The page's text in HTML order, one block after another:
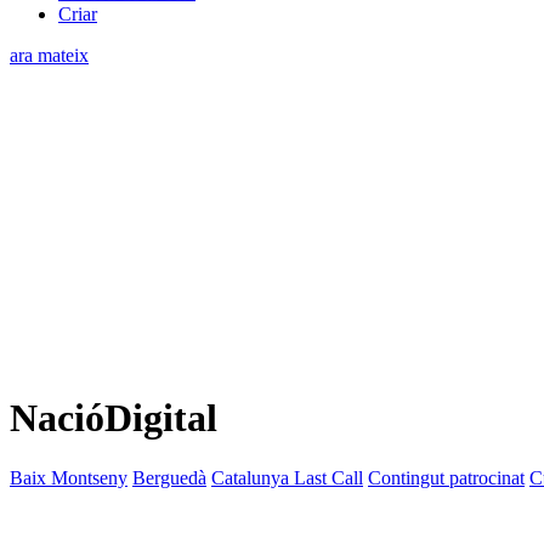
Criar
ara mateix
NacióDigital
Baix Montseny Berguedà Catalunya Last Call Contingut patrocinat